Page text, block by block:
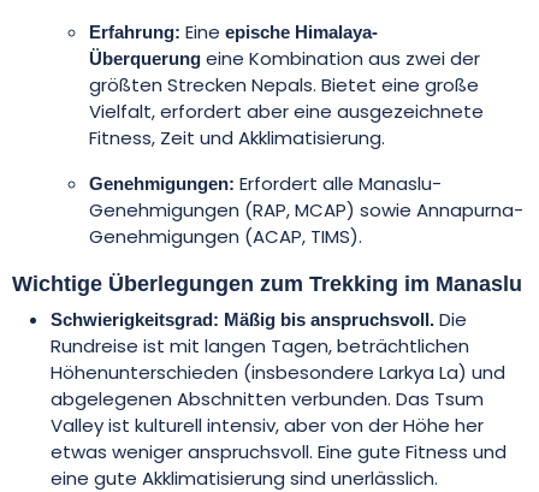
Erfahrung: Eine epische Himalaya-
Überquerung eine Kombination aus zwei der
größten Strecken Nepals. Bietet eine große
Vielfalt, erfordert aber eine ausgezeichnete
Fitness, Zeit und Akklimatisierung.
Genehmigungen: Erfordert alle Manaslu-
Genehmigungen (RAP, MCAP) sowie Annapurna-
Genehmigungen (ACAP, TIMS).
Wichtige Überlegungen zum Trekking im Manaslu
Schwierigkeitsgrad: Mäßig bis anspruchsvoll. Die
Rundreise ist mit langen Tagen, beträchtlichen
Höhenunterschieden (insbesondere Larkya La) und
abgelegenen Abschnitten verbunden. Das Tsum
Valley ist kulturell intensiv, aber von der Höhe her
etwas weniger anspruchsvoll. Eine gute Fitness und
eine gute Akklimatisierung sind unerlässlich.